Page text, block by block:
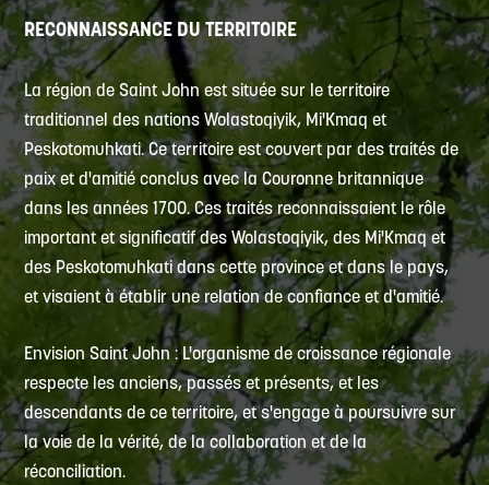
RECONNAISSANCE DU TERRITOIRE
La région de Saint John est située sur le territoire
traditionnel des nations Wolastoqiyik, Mi'Kmaq et
Peskotomuhkati. Ce territoire est couvert par des traités de
paix et d'amitié conclus avec la Couronne britannique
dans les années 1700. Ces traités reconnaissaient le rôle
important et significatif des Wolastoqiyik, des Mi'Kmaq et
des Peskotomuhkati dans cette province et dans le pays,
et visaient à établir une relation de confiance et d'amitié.
Envision Saint John : L'organisme de croissance régionale
respecte les anciens, passés et présents, et les
descendants de ce territoire, et s'engage à poursuivre sur
la voie de la vérité, de la collaboration et de la
réconciliation.